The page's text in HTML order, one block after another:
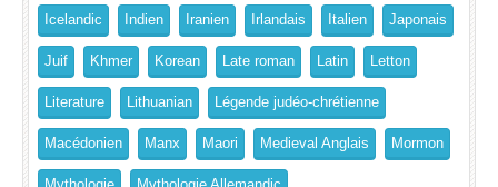
Icelandic Indien Iranien Irlandais Italien Japonais
Juif Khmer Korean Late roman Latin Letton
Literature Lithuanian Légende judéo-chrétienne
Macédonien Manx Maori Medieval Anglais Mormon